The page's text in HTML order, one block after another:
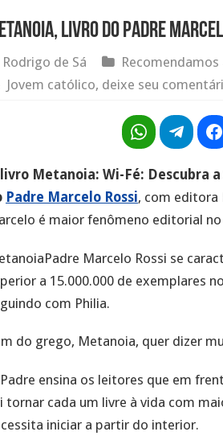
livro do Padre
Rodrigo de Sá
Recomendamos
Jovem católico, deixe seu
livro Metanoia: Wi-Fé: Descubra
Padre Marcelo Rossi, com editora
é maior fenômeno editorial
Marcelo Rossi se
a 15.000.000 de exemplares
com Philia.
do grego, Metanoia, quer dizer
ensina os leitores que em
tornar cada um livre à vida com
iniciar a partir do interior.